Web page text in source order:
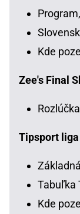
Kde
Zee's Final
Tipsport liga
Tabuľka
Kde